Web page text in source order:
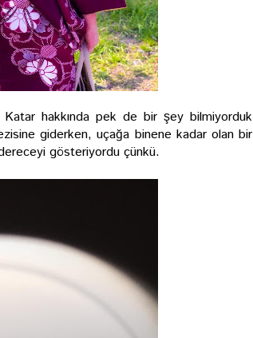
Katar hakkında pek de bir şey bilmiyorduk
giderken, uçağa binene kadar olan bir
gösteriyordu çünkü.